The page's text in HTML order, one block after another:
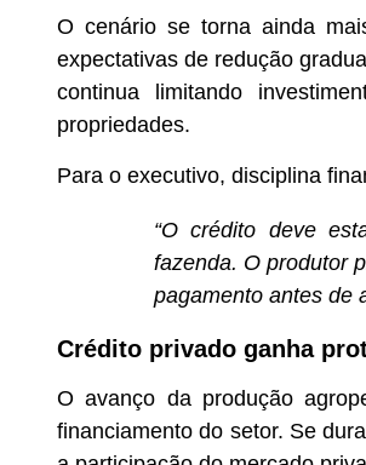
O cenário se torna ainda
expectativas de redução
continua limitando
propriedades.
Para o executivo, disciplina
“O crédito deve
fazenda. O produtor
pagamento antes de
Crédito privado ganha
O avanço da produção
financiamento do setor. Se